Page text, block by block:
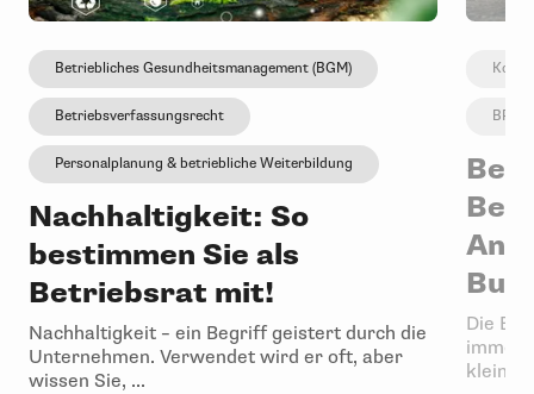
Betriebliches Gesundheitsmanagement (BGM)
Betriebsverfassungsrecht
Personalplanung & betriebliche Weiterbildung
Nachhaltigkeit: So
bestimmen Sie als
Betriebsrat mit!
Nachhaltigkeit – ein Begriff geistert durch die
Unternehmen. Verwendet wird er oft, aber
wissen Sie, ...
BR
Die
immer